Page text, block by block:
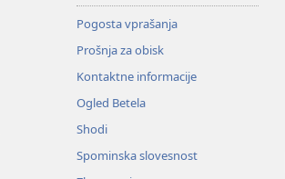
Pogosta vprašanja
Prošnja za obisk
Kontaktne informacije
Ogled Betela
Shodi
Spominska slovesnost